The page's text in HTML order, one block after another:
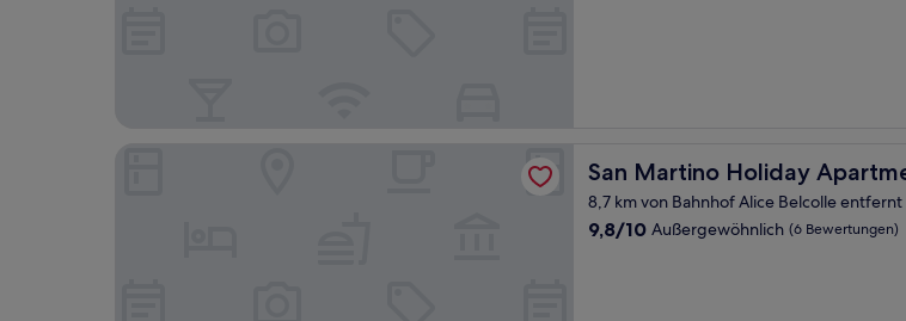
San Martino Holiday
San Martino Holiday Apartments
8,7 km von Bahnhof Alice Belcolle entfernt
9.8
9,8/10 Außergewöhnlich (6 Bewertungen)